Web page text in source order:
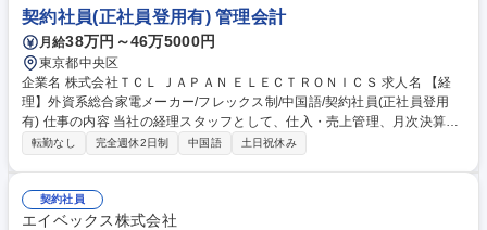
対応（監査資料作成、質疑応答等）■固定・リース資産管理、報告用財務
諸表作成 募集職種 【経理財務(担当部長または担当課長)】プライム上場G/
土日祝休/本社勤務
契約社員(正社員登用有) 管理会計
月給38万円～46万5000円
東京都中央区
企業名 株式会社ＴＣＬ ＪＡＰＡＮ ＥＬＥＣＴＲＯＮＩＣＳ 求人名 【経
理】外資系総合家電メーカー/フレックス制/中国語/契約社員(正社員登用
有) 仕事の内容 当社の経理スタッフとして、仕入・売上管理、月次決算補
助、予算管理補助、各種システム処理など、幅広い経理業務をお任せしま
関連業務：売上データの確認、システム承認、売掛金の照合、入金確認、
リベート処理など■月次決算補助：各種仕訳入力、勘定科目残高の確認、
転勤なし 完全週休2日制 中国語 土日祝休み
契約社員
エイベックス株式会社